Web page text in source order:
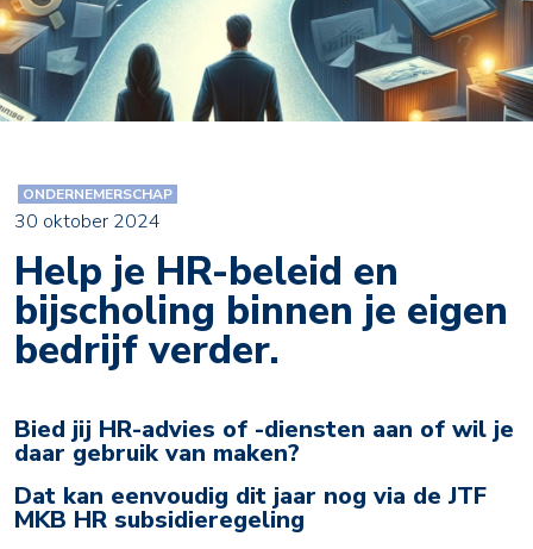
ONDERNEMERSCHAP
30 oktober 2024
Help je HR-beleid en
bijscholing binnen je eigen
bedrijf verder.
Bied jij HR-advies of -diensten aan of wil je
daar gebruik van maken?
Dat kan eenvoudig dit jaar nog via de JTF
MKB HR subsidieregeling